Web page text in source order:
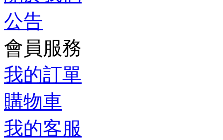
公告
會員服務
我的訂單
購物車
我的客服